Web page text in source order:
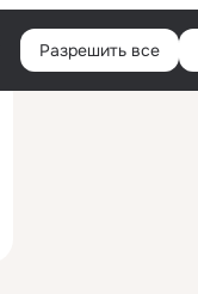
Войти
Разрешить все